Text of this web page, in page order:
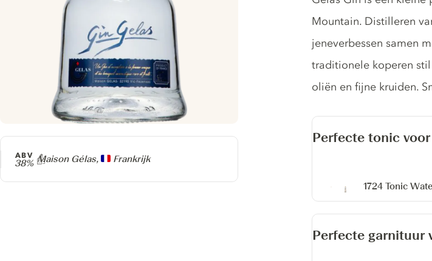
Producer
Maison Gélas, Frankrijk
ABV
38%
Mountain. Distilleren
jeneverbessen samen
traditionele koperen
oliën en fijne kruiden.
Perfecte tonic
1724 Tonic
Perfecte garnituur